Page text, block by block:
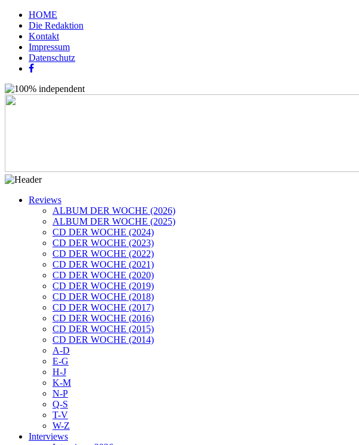
HOME
Die Redaktion
Kontakt
Impressum
Datenschutz
Reviews
ALBUM DER WOCHE (2026)
ALBUM DER WOCHE (2025)
CD DER WOCHE (2024)
CD DER WOCHE (2023)
CD DER WOCHE (2022)
CD DER WOCHE (2021)
CD DER WOCHE (2020)
CD DER WOCHE (2019)
CD DER WOCHE (2018)
CD DER WOCHE (2017)
CD DER WOCHE (2016)
CD DER WOCHE (2015)
CD DER WOCHE (2014)
A-D
E-G
H-J
K-M
N-P
Q-S
T-V
W-Z
Interviews